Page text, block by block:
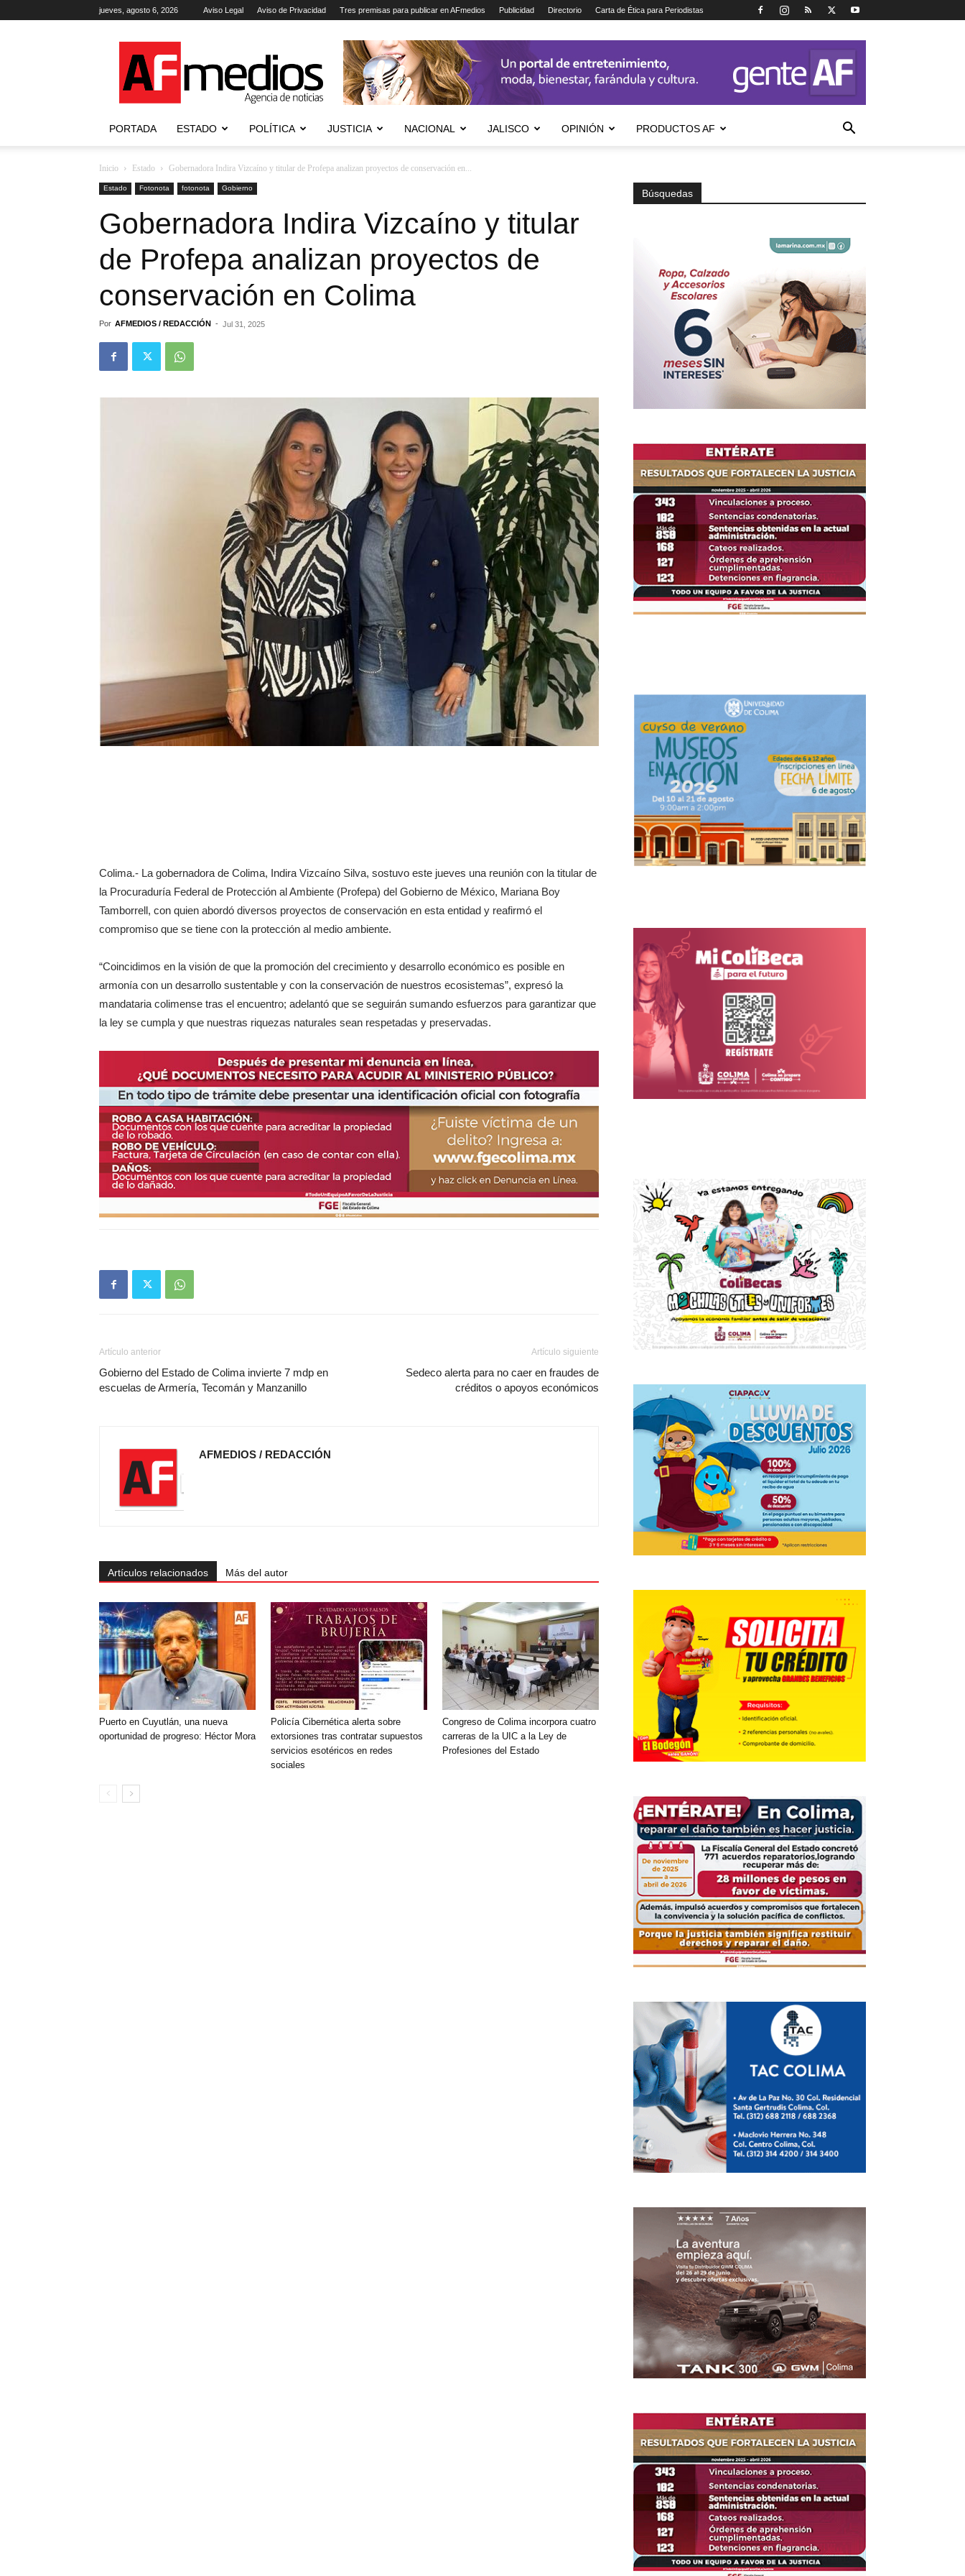
jueves, agosto 6, 2026 Aviso Legal Aviso de Privacidad Tres premisas para publicar en AFmedios Publicidad Directorio Carta de Ética para Periodistas
Agencia
de
Noticias
PORTADA ESTADO POLÍTICA JUSTICIA NACIONAL JALISCO OPINIÓN PRODUCTOS AF
Inicio Estado Gobernadora Indira Vizcaíno y titular de Profepa analizan proyectos de conservación en...
Estado Fotonota fotonota Gobierno
Gobernadora Indira Vizcaíno y titular
de Profepa analizan proyectos de
conservación en Colima
Por AFMEDIOS / REDACCIÓN - Jul 31, 2025
Colima.- La gobernadora de Colima, Indira Vizcaíno Silva, sostuvo este jueves una reunión con la titular de
la Procuraduría Federal de Protección al Ambiente (Profepa) del Gobierno de México, Mariana Boy
Tamborrell, con quien abordó diversos proyectos de conservación en esta entidad y reafirmó el
compromiso que se tiene con la protección al medio ambiente.
“Coincidimos en la visión de que la promoción del crecimiento y desarrollo económico es posible en
armonía con un desarrollo sustentable y con la conservación de nuestros ecosistemas”, expresó la
mandataria colimense tras el encuentro; adelantó que se seguirán sumando esfuerzos para garantizar que
la ley se cumpla y que nuestras riquezas naturales sean respetadas y preservadas.
Artículo anterior
Gobierno del Estado de Colima invierte 7 mdp en
escuelas de Armería, Tecomán y Manzanillo
Artículo siguiente
Sedeco alerta para no caer en fraudes de
créditos o apoyos económicos
AFMEDIOS / REDACCIÓN
Artículos relacionados Más del autor
Puerto en Cuyutlán, una nueva
oportunidad de progreso: Héctor Mora
Policía Cibernética alerta sobre
extorsiones tras contratar supuestos
servicios esotéricos en redes
sociales
Congreso de Colima incorpora cuatro
carreras de la UIC a la Ley de
Profesiones del Estado
Búsquedas